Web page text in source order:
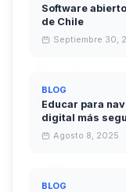
Software
de Chile
Septiembre 30,
BLOG
Educar para
digital más
Agosto 8, 2025
BLOG